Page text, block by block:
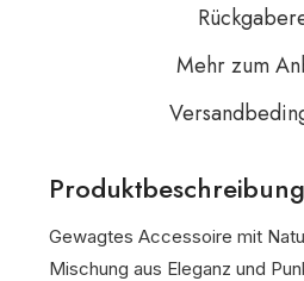
Mehr zum
Produktbeschreibung
Gewagtes Accessoire mit
Mischung aus Eleganz und